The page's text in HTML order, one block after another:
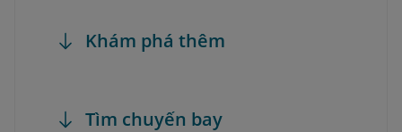
Khám phá thêm
Tìm chuyến bay